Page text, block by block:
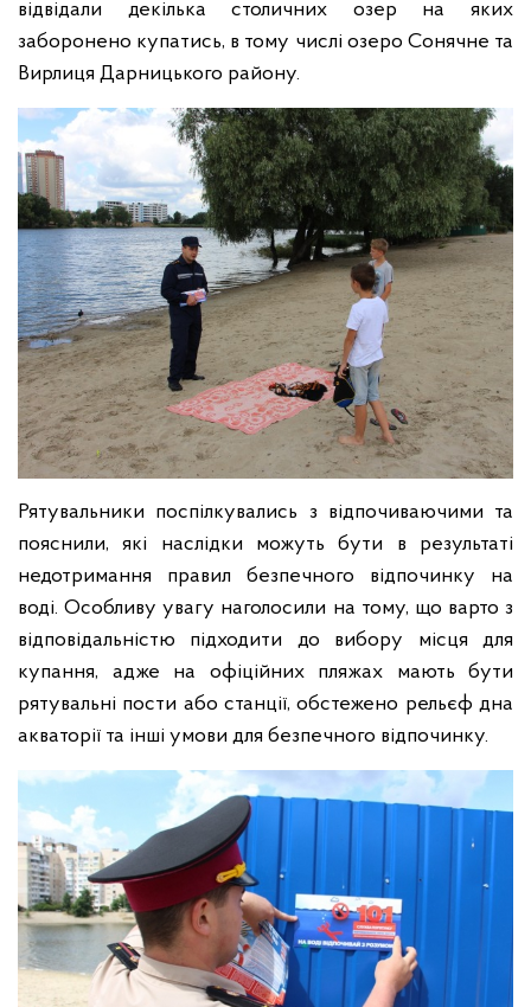
відвідали декілька столичних озер на яких
заборонено купатись, в тому числі озеро Сонячне та
Вирлиця Дарницького району.
Рятувальники поспілкувались з відпочиваючими та
пояснили, які наслідки можуть бути в результаті
недотримання правил безпечного відпочинку на
воді. Особливу увагу наголосили на тому, що варто з
відповідальністю підходити до вибору місця для
купання, адже на офіційних пляжах мають бути
рятувальні пости або станції, обстежено рельєф дна
акваторії та інші умови для безпечного відпочинку.